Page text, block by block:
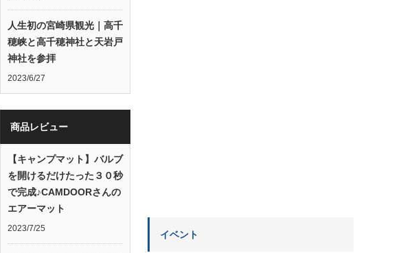
人生初の宮崎県観光｜高千
穂峡と高千穂神社と天岩戸
神社を参拝
2023/6/27
商品レビュー
【キャンプマット】バルブ
を開けるだけたった３０秒
で完成♪CAMDOORさんの
エアーマット
2023/7/25
イベント